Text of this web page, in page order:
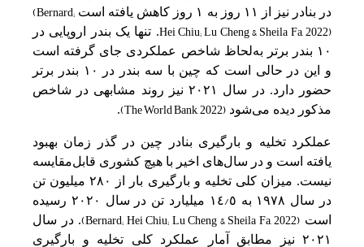
در بنادر نیز از ١١ روز به‌ ١ روز کاهش‌ یافته‌ است‌
(Bernard;
Hei Chiu; Lu Cheng & Sheila Fa, 2022). تنها یک‌ بندر اروپایی‌ در
١٠ بندر برتر به‌‌لحاظ شاخص‌ عملکردی جای گرفته‌ است‌
و این‌ در حالی‌ است‌ که‌ چین‌ با سه‌ بندر در ١٠ بندر برتر
حضور دارد. در سال ٢٠٢١ نیز روند مشابهی‌ در شاخص‌
مذکور دیده می‌شود (The World Bank, 2022)
.
عملکرد تخلیه‌ و بارگیری بنادر چین‌ در گذر زمان بهبود
یافته‌ است‌ و در سال‌های اخیر با هیچ‌ کشوری قابل‌‌مقایسه‌
نیست‌. میزان کلی‌ تخلیه‌ و بارگیری بار از ٢٨٠ میلیون تن‌
در سال ١٩٧٨ به‌ ٥
/
١٤ میلیارد تن‌ در سال ٢٠٢٠ رسیده
است‌ (Bernard; Hei Chiu; Lu Cheng & Sheila Fa, 2022). در سال
٢٠٢١ نیز مطابق‌ آمار عملکرد کلی‌ تخلیه‌ و بارگیری